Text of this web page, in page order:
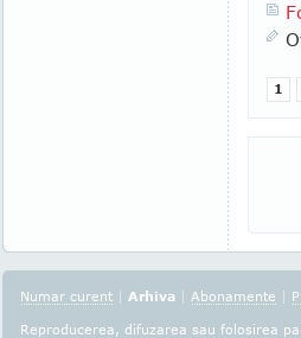
1
Numar curent | Arhiva | Abonamente |
Reproducerea, difuzarea sau folosirea